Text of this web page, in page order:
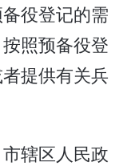
役登记的需
照预备役登
提供有关兵
辖区人民政